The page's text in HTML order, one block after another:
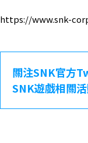
https://www.snk-
關注SNK官方
SNK遊戲相關活